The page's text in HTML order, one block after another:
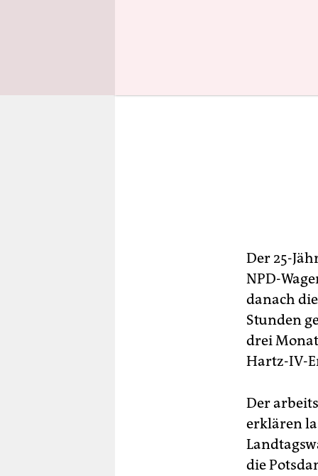
Der 25-
NPD-
danach
Stunden
drei
Hartz-IV-
Der
erklären
die